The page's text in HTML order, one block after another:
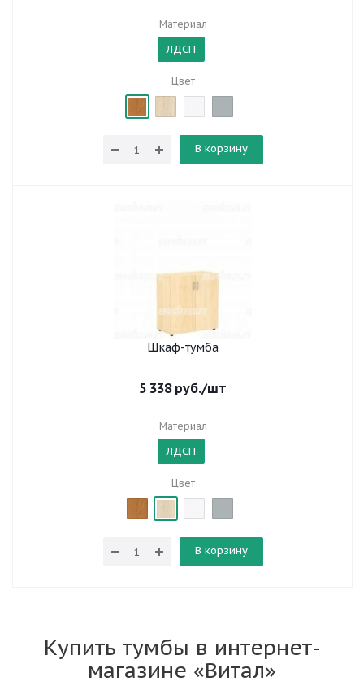
Материал
ЛДСП
Цвет
В корзину
Шкаф-тумба
5 338руб./шт
Материал
ЛДСП
Цвет
В корзину
Купить тумбы в интернет-
магазине «Витал»